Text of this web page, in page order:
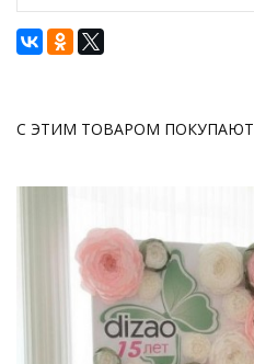
С ЭТИМ ТОВАРОМ ПОКУПАЮТ